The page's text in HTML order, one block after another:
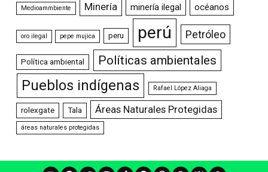
Medioammbiente Minería minería ilegal océanos
oro ilegal pepe mujica peru perú Petróleo
Política ambiental Políticas ambientales
Pueblos indígenas Rafael López Aliaga
rolexgate Tala Áreas Naturales Protegidas
áreas naturales protegidas